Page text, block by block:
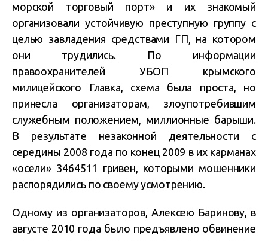
морской торговый порт» и их знакомый
организовали устойчивую преступную группу с
целью завладения средствами ГП, на котором
они трудились. По информации
правоохранителей УБОП крымского
милицейского Главка, схема была проста, но
принесла организаторам, злоупотребившим
служебным положением, миллионные барыши.
В результате незаконной деятельности с
середины 2008 года по конец 2009 в их карманах
«осели» 3464511 гривен, которыми мошенники
распорядились по своему усмотрению.
Одному из организаторов, Алексею Баринову, в
августе 2010 года было предъявлено обвинение